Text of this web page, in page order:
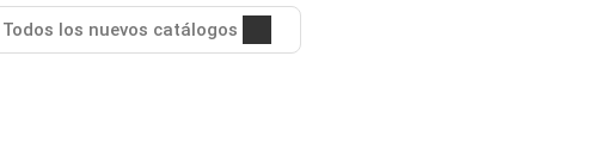
Todos los nuevos catálogos